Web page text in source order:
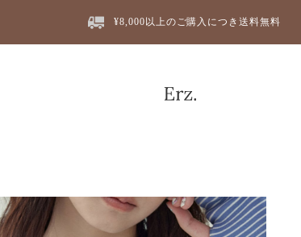
¥8,000以上のご購入につき送料無料